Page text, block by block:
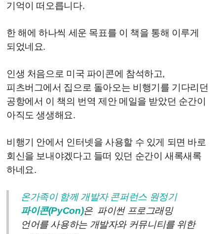
기억이 떠오릅니다.
한 해에 하나씩 세운 목표를 이 책을 통해 이루게
되었네요.
인생 처음으로 미국 파이콘에 참석하고,
피츠버그에서 집으로 돌아오는 비행기를 기다리던
공항에서 이 책의 번역 제안 메일을 받았던 순간이
아직도 생생해요.
비행기 안에서 인터넷을 사용할 수 있게 되면 바로
회신을 보내야겠다고 들떠 있던 순간이 새록새록
하네요.
온가족이 함께 개발자 콘퍼런스 원정기
파이콘(PyCon)은 파이썬 프로그래밍
언어를 사용하는 개발자와 커뮤니티를 위한